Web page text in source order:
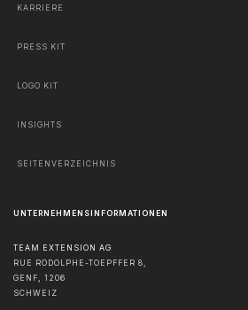
KARRIERE
PRESS KIT
LOGO KIT
INSIGHTS
SEITENVERZEICHNIS
UNTERNEHMENSINFORMATIONEN
TEAM EXTENSION AG
RUE RODOLPHE-TOEPFFER 8,
GENF, 1206
SCHWEIZ